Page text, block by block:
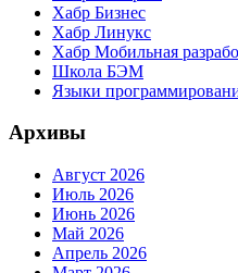
Хабр Бизнес
Хабр Линукс
Хабр Мобильная
Школа БЭМ
Языки
Архивы
Август 2026
Июль 2026
Июнь 2026
Май 2026
Апрель 2026